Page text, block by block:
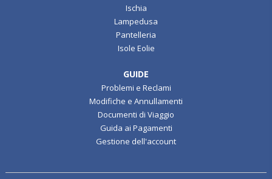
Ischia
Lampedusa
Pantelleria
Isole Eolie
GUIDE
Problemi e Reclami
Modifiche e Annullamenti
Documenti di Viaggio
Guida ai Pagamenti
Gestione dell'account